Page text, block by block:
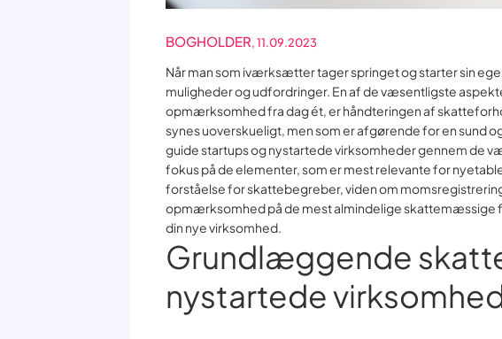
BOGHOLDER, 11.09.2023
Når man som iværksætter tager springet og starter sin
muligheder og udfordringer. En af de væsentligste
opmærksomhed fra dag ét, er håndteringen af
synes uoverskueligt, men som er afgørende for en sund
guide startups og nystartede virksomheder gennem de
fokus på de elementer, som er mest relevante for
forståelse for skattebegreber, viden om
opmærksomhed på de mest almindelige skattemæssige
din nye virksomhed.
Grundlæggende
nystartede